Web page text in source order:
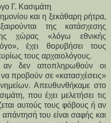
Γ. Κασιμάτη
και η ξεκάθαρη ρήτρα,
της κατάσχεσης
χώρας «λόγω εθνικής
έχει θορυβήσει τους
τους αρχαιολόγους.
δεν αποπληρωθούν οι
προβούν σε «κατασχέσεις»
Απευθυνθήκαμε στο
που έχει μελετήσει τις
αυτούς τους φόβους ή αν
του είναι σαφής και